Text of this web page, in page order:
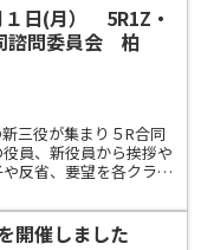
日(月） 5R1Z・
諮問委員会 柏
三役が集まり５R合同
員、新役員から挨拶や
反省、要望を各クラブ
開催しました